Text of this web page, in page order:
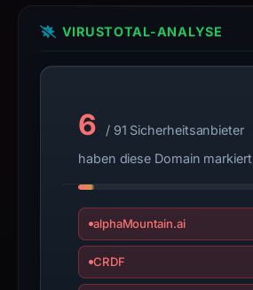
VIRUSTOTAL-ANALYSE
6
/ 91 Sicherheitsanbieter
haben diese Domain markiert
alphaMountain.ai
CRDF